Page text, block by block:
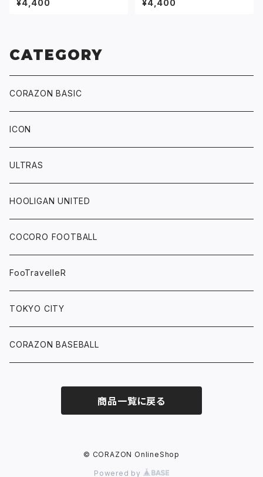
¥4,400 ¥4,400
CATEGORY
CORAZON BASIC
ICON
ULTRAS
HOOLIGAN UNITED
COCORO FOOTBALL
FooTravelleR
TOKYO CITY
CORAZON BASEBALL
商品一覧に戻る
© CORAZON OnlineShop
Powered by